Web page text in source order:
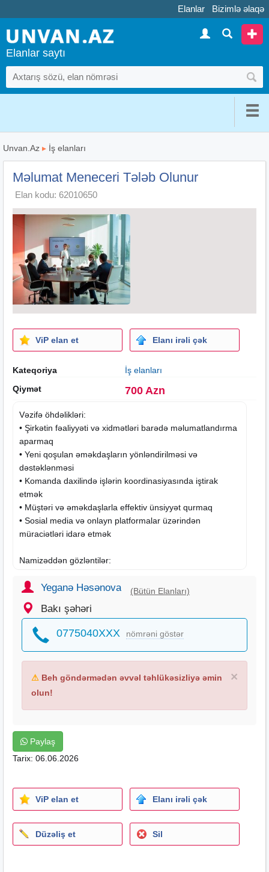
Elanlar Bizimlə əlaqə
Elanlar saytı
Unvan.Az ▸ İş elanları
Məlumat Meneceri Tələb Olunur
Elan kodu: 62010650
ViP elan et Elanı irəli çək
Kateqoriya
İş elanları
Qiymət
700 Azn
Vəzifə öhdəlikləri:
• Şirkətin fəaliyyəti və xidmətləri barədə məlumatlandırma
aparmaq
• Yeni qoşulan əməkdaşların yönləndirilməsi və
dəstəklənməsi
• Komanda daxilində işlərin koordinasiyasında iştirak
etmək
• Müştəri və əməkdaşlarla effektiv ünsiyyət qurmaq
• Sosial media və onlayn platformalar üzərindən
müraciətləri idarə etmək
Namizəddən gözləntilər:
• Məsuliyyətli və intizamlı olmaq
• Komanda ilə işləməyi bacarmaq
• Öyrənməyə və inkişaf etməyə açıq olmaq
• Sosial media platformalarından aktiv istifadə etmək
• İş təcrübəsi arzuolunandır, lakin vacib deyil
• Rahat ofis şəraiti
• Tam və yarımştat iş imkanı
• Bonus və mükafatlandırma sistemi
• Mehriban və peşəkar kollektiv
Ünvan: 28may , Bakı
Müraciət üçün:Cv-niziyhsnva011@gmail.comünvanına
göndərə və ya nömrə vasitəsilə əlaqə saxlaya bilərsiniz.
Yeganə Həsənova (Bütün Elanları)
Bakı şəhəri
0775040XXX nömrəni göstər
×
⚠ Beh göndərmədən əvvəl təhlükəsizliyə əmin
olun!
Paylaş
Tarix: 06.06.2026
ViP elan et Elanı irəli çək
Düzəliş et Sil